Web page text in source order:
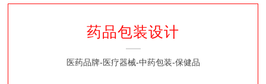
药品包装设计
医药品牌-医疗器械-中药包装-保健品